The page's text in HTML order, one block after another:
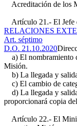
Acreditación de los
Artículo 21.- El Jefe
RELACIONES
Art. séptimo
D.O. 21.10.2020
a) El nombramiento
Misión.
b) La llegada y
c) El cambio de
d) La llegada y salida
proporcionará copia
Artículo 22.- El